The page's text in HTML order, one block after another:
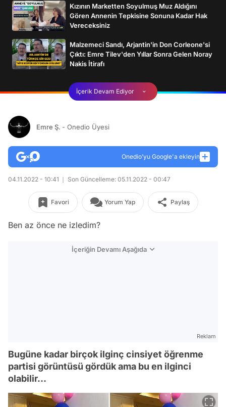
Kızının Marketten Soyulmuş Muz Aldığını
Gören Annenin Tepkisine Sonuna Kadar Hak
Vereceksiniz
Malzemeci Sandı, Arjantin'in Don Corleone'si
Çıktı: Emre Tilev'den Yıllar Sonra Gelen Noray
Nakis İtirafı
İçerik Devam Ediyor
Emre Ş. - Onedio Üyesi
Onedio’yu Google'a ekleyin
04.11.2022 - 10:41 Son Güncelleme: 05.11.2022 - 00:47
Favori Yorum Yap Paylaş
Ben az önce ne izledim?
İçeriğin Devamı Aşağıda
Reklam
Bugüne kadar birçok ilginç cinsiyet öğrenme
partisi görüntüsü gördük ama bu en ilginci
olabilir...